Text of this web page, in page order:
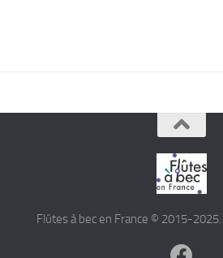
Flûtes à bec en France © 2015-